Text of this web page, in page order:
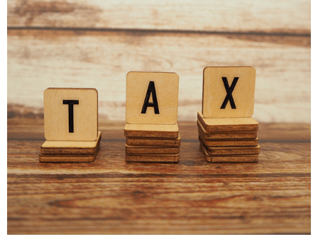
に
伴
在
宅
勤
務
実
施
の
お
知
ら
せ”
の